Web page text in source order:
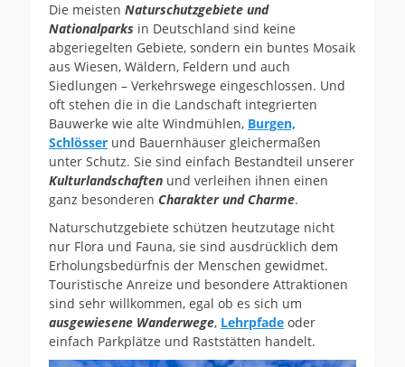
Die meisten Naturschutzgebiete und
Nationalparks in Deutschland sind keine
abgeriegelten Gebiete, sondern ein buntes Mosaik
aus Wiesen, Wäldern, Feldern und auch
Siedlungen – Verkehrswege eingeschlossen. Und
oft stehen die in die Landschaft integrierten
Bauwerke wie alte Windmühlen, Burgen,
Schlösser und Bauernhäuser gleichermaßen
unter Schutz. Sie sind einfach Bestandteil unserer
Kulturlandschaften und verleihen ihnen einen
ganz besonderen Charakter und Charme.
Naturschutzgebiete schützen heutzutage nicht
nur Flora und Fauna, sie sind ausdrücklich dem
Erholungsbedürfnis der Menschen gewidmet.
Touristische Anreize und besondere Attraktionen
sind sehr willkommen, egal ob es sich um
ausgewiesene Wanderwege, Lehrpfade oder
einfach Parkplätze und Raststätten handelt.